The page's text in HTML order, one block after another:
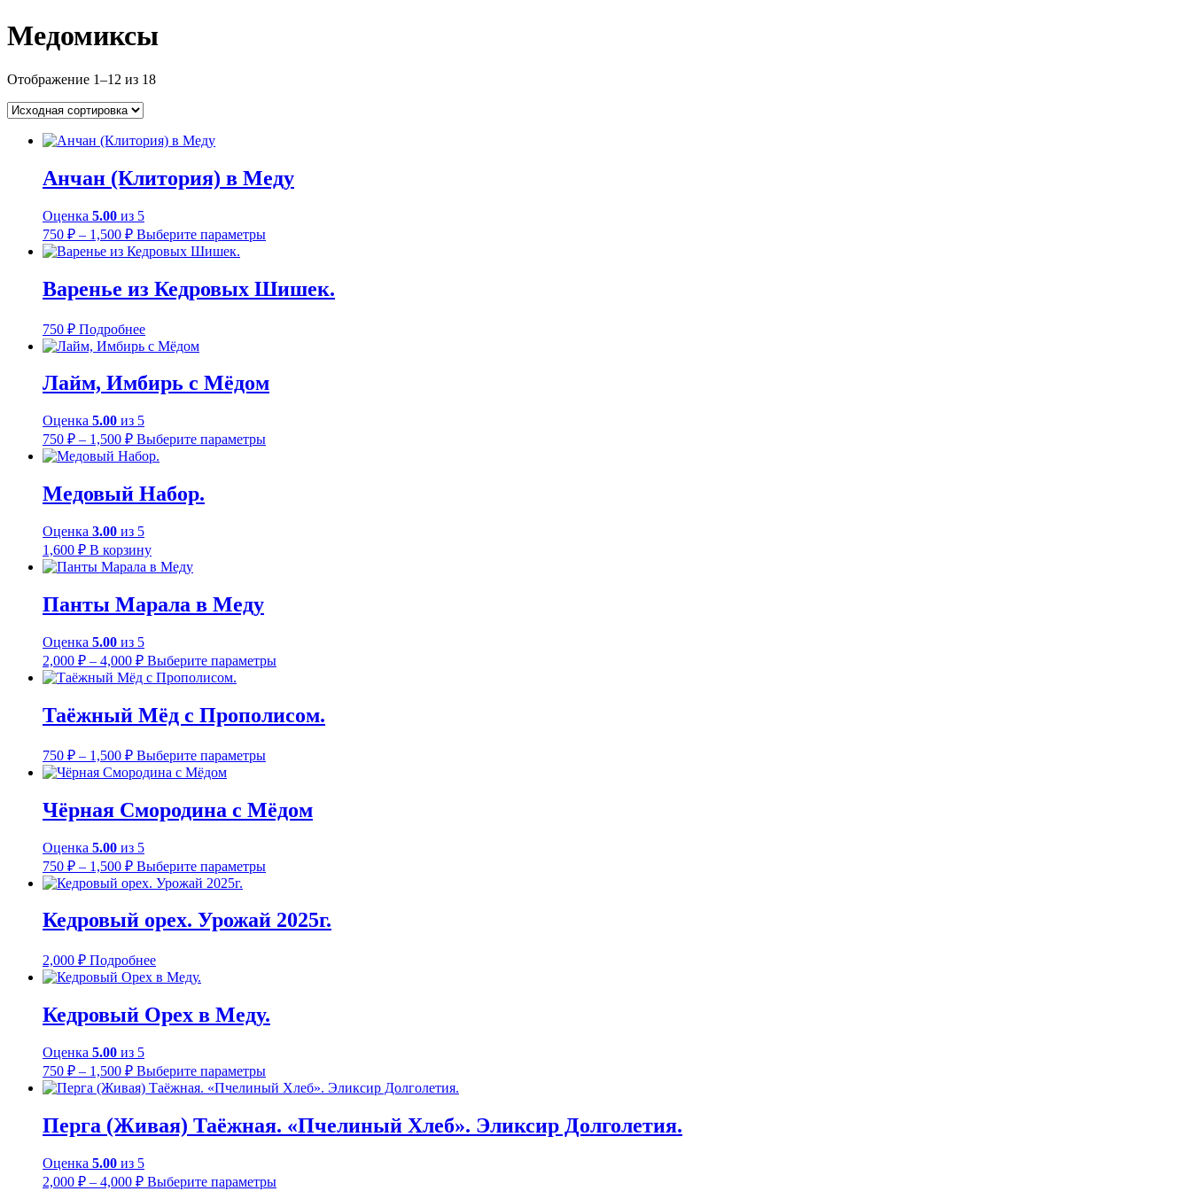
Медомиксы
Отображение 1–12 из 18
Анчан (Клитория) в Меду
Оценка 5.00 из 5
750 ₽ – 1,500 ₽Диапазон
цен:
1,500 ₽
Выберите параметрыЭтот
несколько
вариаций.
товара.
Варенье из Кедровых Шишек.
750 ₽ Подробнее
Лайм, Имбирь с Мёдом
Оценка 5.00 из 5
750 ₽ – 1,500 ₽Диапазон
цен:
1,500 ₽
Выберите параметрыЭтот
Медовый Набор.
Оценка 3.00 из 5
1,600 ₽ В корзину
Панты Марала в Меду
Оценка 5.00 из 5
2,000 ₽ – 4,000 ₽Диапазон
цен:
–
4,000 ₽
Выберите параметрыЭтот
вариаций.
товара.
Таёжный Мёд с Прополисом.
750 ₽ – 1,500 ₽Диапазон
цен:
–
1,500 ₽
Выберите параметрыЭтот
несколько
вариаций.
выбрать
товара.
Чёрная Смородина с Мёдом
Оценка 5.00 из 5
750 ₽ – 1,500 ₽Диапазон
цен:
–
1,500 ₽
Выберите параметрыЭтот
несколько
вариаций.
товара.
Кедровый орех. Урожай 2025г.
2,000 ₽ Подробнее
Кедровый Орех в Меду.
Оценка 5.00 из 5
750 ₽ – 1,500 ₽Диапазон
цен:
–
1,500 ₽
Выберите параметрыЭтот
товар
имеет
несколько
вариаций.
выбрать
Перга (Живая) Таёжная. «Пчелиный Хлеб». Эликсир Долголетия.
Оценка 5.00 из 5
2,000 ₽ – 4,000 ₽Диапазон
Выберите параметрыЭтот